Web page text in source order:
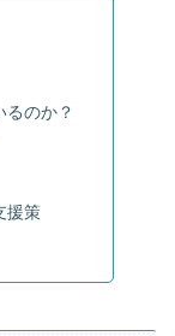
るのか？
援策